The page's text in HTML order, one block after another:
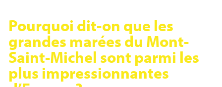
Pourquoi dit-on que les
grandes marées du Mont-
Saint-Michel sont parmi les
plus impressionnantes